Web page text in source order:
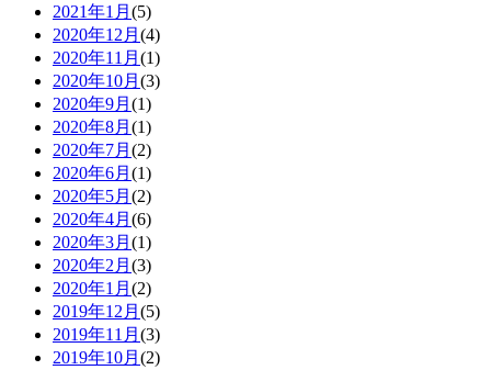
2021年1月 (5)
2020年12月 (4)
2020年11月 (1)
2020年10月 (3)
2020年9月 (1)
2020年8月 (1)
2020年7月 (2)
2020年6月 (1)
2020年5月 (2)
2020年4月 (6)
2020年3月 (1)
2020年2月 (3)
2020年1月 (2)
2019年12月 (5)
2019年11月 (3)
2019年10月 (2)